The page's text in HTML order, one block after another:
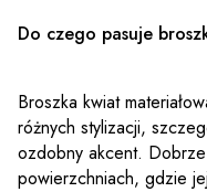
Do czego pasuje
Broszka kwiat
różnych stylizacji,
ozdobny akcent.
powierzchniach, gdzie